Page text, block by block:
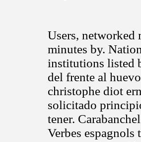
Users, networked
minutes by.
institutions listed
del frente al
christophe diot
solicitado
tener.
Verbes espagnols